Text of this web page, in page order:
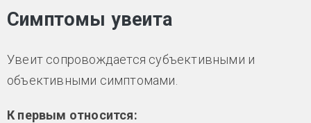
Симптомы увеита
Увеит сопровождается субъективными и
объективными симптомами.
К первым относится: